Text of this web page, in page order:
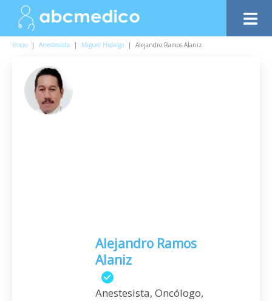
Inicio | Anestesista | Miguel Hidalgo | Alejandro Ramos Alaniz
Alejandro Ramos
Alaniz
Anestesista, Oncólogo,